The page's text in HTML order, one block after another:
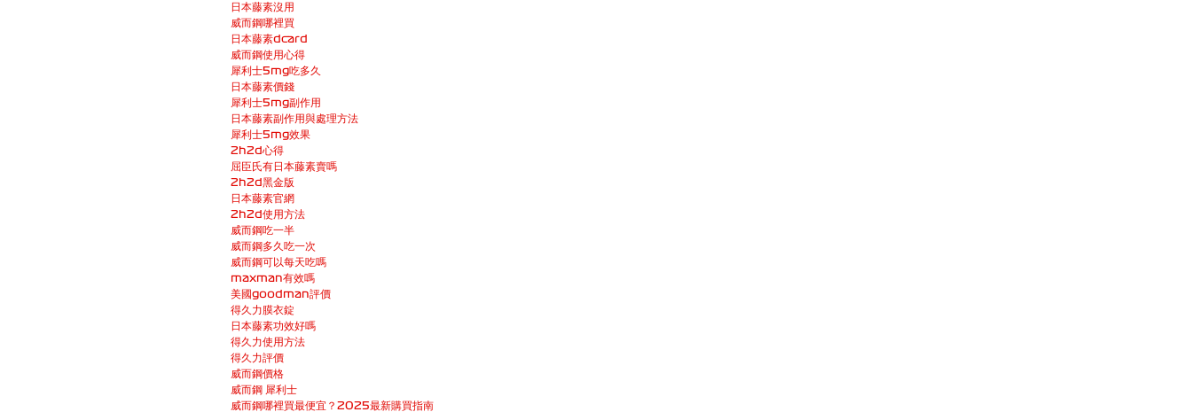
日本藤素沒用
威而鋼哪裡買
日本藤素dcard
威而鋼使用心得
犀利士5mg吃多久
日本藤素價錢
犀利士5mg副作用
日本藤素副作用與處理方法
犀利士5mg效果
2h2d心得
屈臣氏有日本藤素賣嗎
2h2d黑金版
日本藤素官網
2h2d使用方法
威而鋼吃一半
威而鋼多久吃一次
威而鋼可以每天吃嗎
maxman有效嗎
美國goodman評價
得久力膜衣錠
日本藤素功效好嗎
得久力使用方法
得久力評價
威而鋼價格
威而鋼 犀利士
威而鋼哪裡買最便宜？2025最新購買指南